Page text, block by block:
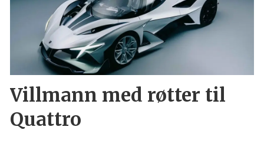
Villmann med røtter til
Quattro